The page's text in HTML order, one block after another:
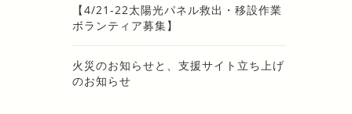
【4/21-22太陽光パネル救出・移設作業
ボランティア募集】
火災のお知らせと、支援サイト立ち上げ
のお知らせ